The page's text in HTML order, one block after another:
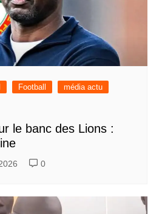
Football
média actu
le banc des Lions :
0